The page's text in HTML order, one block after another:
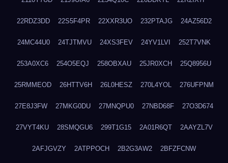
22RDZ3DD 22S5F4PR 22XXR3UO 232PTAJG 24AZ56D2
24MC44U0 24TJTMVU 24XS3FEV 24YV1LVI 252T7VNK
253A0XC6 254O5EQJ 258OBXAU 25JR0XCH 25Q8956U
25RMMEOD 26HTTV6H 26L0HESZ 270L4YOL 276UFPNM
27E8J3FW 27MKG0DU 27MNQPU0 27NBD68F 27O3D674
27VYT4KU 28SMQGU6 299T1G15 2A01R6QT 2AAYZL7V
2AFJGVZY 2ATPPOCH 2B2G3AW2 2BFZFCNW